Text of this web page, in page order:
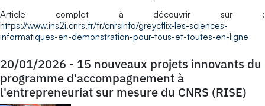
Article complet à découvrir sur :
https://www.ins2i.cnrs.fr/fr/cnrsinfo/greycflix-les-sciences-
informatiques-en-demonstration-pour-tous-et-toutes-en-ligne
20/01/2026 - 15 nouveaux projets innovants du
programme d'accompagnement à
l'entrepreneuriat sur mesure du CNRS (RISE)